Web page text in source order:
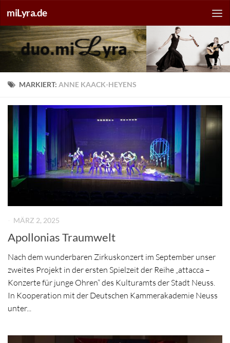
miLyra.de
MARKIERT: ANNE KAACK-HEYENS
MÄRZ 2, 2025
Apollonias Traumwelt
Nach dem wunderbaren Zirkuskonzert im September unser
zweites Projekt in der ersten Spielzeit der Reihe „attacca –
Konzerte für junge Ohren“ des Kulturamts der Stadt Neuss.
In Kooperation mit der Deutschen Kammerakademie Neuss
unter...